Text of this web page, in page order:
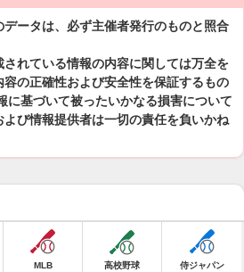
ータは、必ず主催者発行のものと照合
れている情報の内容に関しては万全を
の正確性および安全性を保証するもの
に基づいて被ったいかなる損害について
び情報提供者は一切の責任を負いかね
MLB 高校野球 侍ジャパン